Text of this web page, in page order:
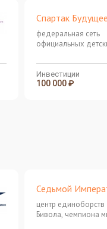
Спартак
федеральная сеть
официальных
"Спартак-Москва"
Инвестиции
100 000 ₽
Седьмой
центр
Бивола, чемпиона